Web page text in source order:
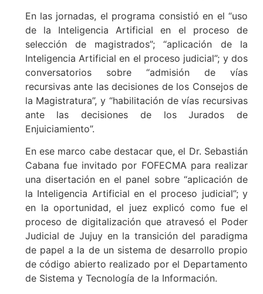
En las jornadas, el programa consistió en el “uso
de la Inteligencia Artificial en el proceso de
selección de magistrados”; “aplicación de la
Inteligencia Artificial en el proceso judicial”; y dos
conversatorios sobre “admisión de vías
recursivas ante las decisiones de los Consejos de
la Magistratura”, y “habilitación de vías recursivas
ante las decisiones de los Jurados de
Enjuiciamiento”.
En ese marco cabe destacar que, el Dr. Sebastián
Cabana fue invitado por FOFECMA para realizar
una disertación en el panel sobre “aplicación de
la Inteligencia Artificial en el proceso judicial”; y
en la oportunidad, el juez explicó como fue el
proceso de digitalización que atravesó el Poder
Judicial de Jujuy en la transición del paradigma
de papel a la de un sistema de desarrollo propio
de código abierto realizado por el Departamento
de Sistema y Tecnología de la Información.